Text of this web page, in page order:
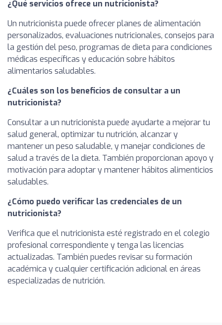
¿Qué servicios ofrece un nutricionista?
Un nutricionista puede ofrecer planes de alimentación
personalizados, evaluaciones nutricionales, consejos para
la gestión del peso, programas de dieta para condiciones
médicas específicas y educación sobre hábitos
alimentarios saludables.
¿Cuáles son los beneficios de consultar a un
nutricionista?
Consultar a un nutricionista puede ayudarte a mejorar tu
salud general, optimizar tu nutrición, alcanzar y
mantener un peso saludable, y manejar condiciones de
salud a través de la dieta. También proporcionan apoyo y
motivación para adoptar y mantener hábitos alimenticios
saludables.
¿Cómo puedo verificar las credenciales de un
nutricionista?
Verifica que el nutricionista esté registrado en el colegio
profesional correspondiente y tenga las licencias
actualizadas. También puedes revisar su formación
académica y cualquier certificación adicional en áreas
especializadas de nutrición.